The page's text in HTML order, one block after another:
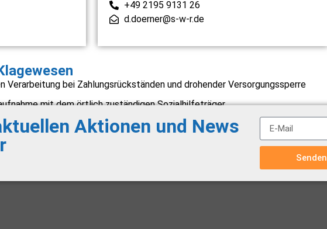
+49 2195 9131 26
d.doerner@s-w-r.de
Verarbeitung bei Zahlungsrückständen und drohender Versorgungssperre
mit dem örtlich zuständigen Sozialhilfeträger
Aktionen und News
Senden